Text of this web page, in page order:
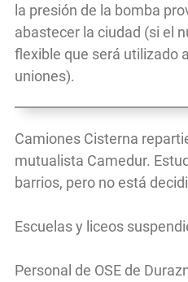
la presión de la bomba
abastecer la ciudad (si el
flexible que será utilizado
uniones).
Camiones Cisterna
mutualista Camedur.
barrios, pero no está
Escuelas y liceos
Personal de OSE de